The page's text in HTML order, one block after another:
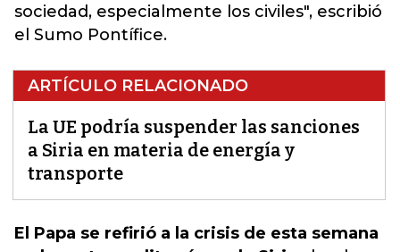
sociedad, especialmente los civiles", escribió
el Sumo Pontífice.
ARTÍCULO RELACIONADO
La UE podría suspender las sanciones
a Siria en materia de energía y
transporte
El Papa se refirió a la crisis de esta semana